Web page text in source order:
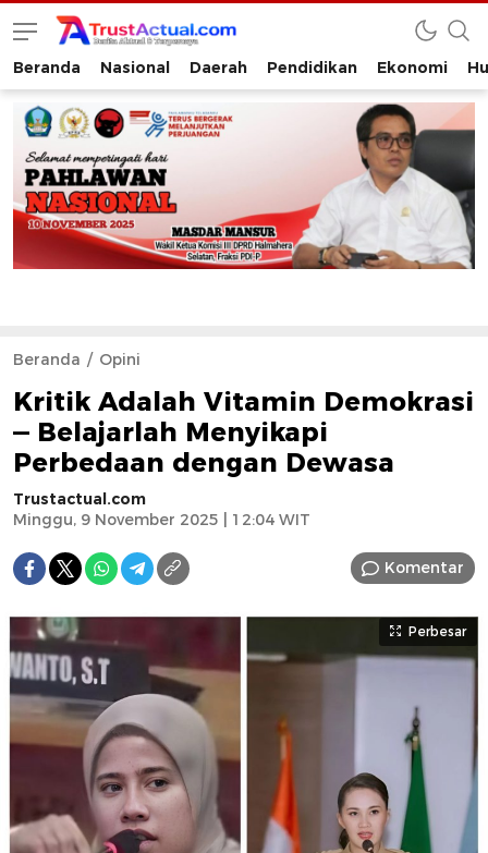
Trustactual.com
Aktual dan Terpercaya
Beranda Nasional Daerah Pendidikan Ekonomi
Beranda Opini
Kritik Adalah Vitamin Demokrasi
— Belajarlah Menyikapi
Perbedaan dengan Dewasa
Trustactual.com
Minggu, 9 November 2025 | 12:04 WIT
Komentar
Perbesar